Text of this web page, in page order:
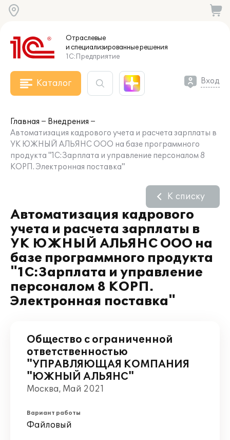
Отраслевые
и специализированныерешения
1С:Предприятие
Каталог Вход
Главная
Внедрения
Автоматизация кадрового учета и расчета зарплаты в
УК ЮЖНЫЙ АЛЬЯНС ООО на базе программного
продукта "1С:Зарплата и управление персоналом 8
КОРП. Электронная поставка"
Автоматизация кадрового
учета и расчета зарплаты в
УК ЮЖНЫЙ АЛЬЯНС ООО на
базе программного продукта
"1С:Зарплата и управление
персоналом 8 КОРП.
Электронная поставка"
К списку
Общество с ограниченной
ответственностью
"УПРАВЛЯЮЩАЯ КОМПАНИЯ
"ЮЖНЫЙ АЛЬЯНС"
Москва, Май 2021
Вариант работы
Файловый